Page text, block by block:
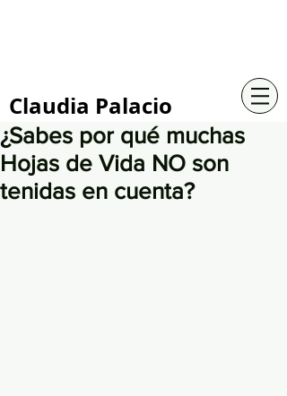
Claudia Palacio
¿Sabes por qué muchas
Hojas de Vida NO son
tenidas en cuenta?